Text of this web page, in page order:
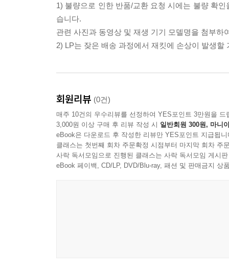
1) 불량으로 인한 반품/교환 요청 시에는 불량 확
습니다.
관련 사진과 동영상 및 재생 기기 모델명을 첨부하
2) LP는 잦은 배송 과정에서 재킷에 손상이 발생
회원리뷰 (0건)
매주 10건의 우수리뷰를 선정하여 YES포인트 3만원을 드
3,000원 이상 구매 후 리뷰 작성 시 일반회원 300원, 마니
eBook은 다운로드 후 작성한 리뷰만 YES포인트 지급됩니
클래스는 첫번째 회차 주문확정 시점부터 마지막 회차 주
사락 독서모임으로 진행된 클래스는 사락 독서모임 게시
eBook 페이백, CD/LP, DVD/Blu-ray, 패션 및 판매금지 상